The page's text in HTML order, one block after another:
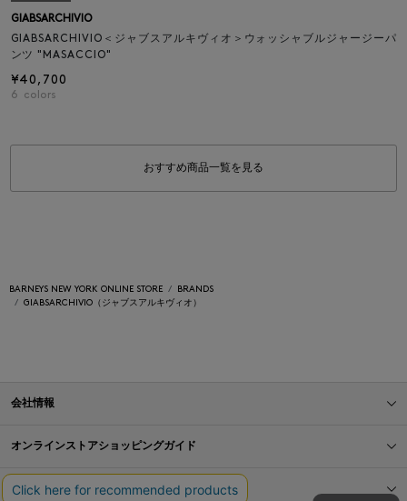
GIABSARCHIVIO
GIABSARCHIVIO＜ジャブスアルキヴィオ＞ウォッシャブルジャージーパ
ンツ "MASACCIO"
¥40,700
6 colors
おすすめ商品一覧を見る
BARNEYS NEW YORK ONLINE STORE
BRANDS
GIABSARCHIVIO（ジャブスアルキヴィオ）
会社情報
オンラインストアショッピングガイド
店舗情報